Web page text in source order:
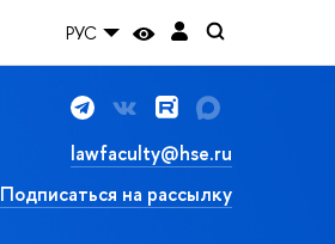
РУС
lawfaculty@hse.ru
Подписаться на рассылку